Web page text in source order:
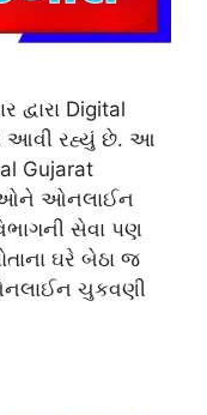
Digital
આવી રહ્યું છે. આ
Gujarat
ઓનલાઈન
સેવા પણ
ઘરે બેઠા જ
ચુકવણી